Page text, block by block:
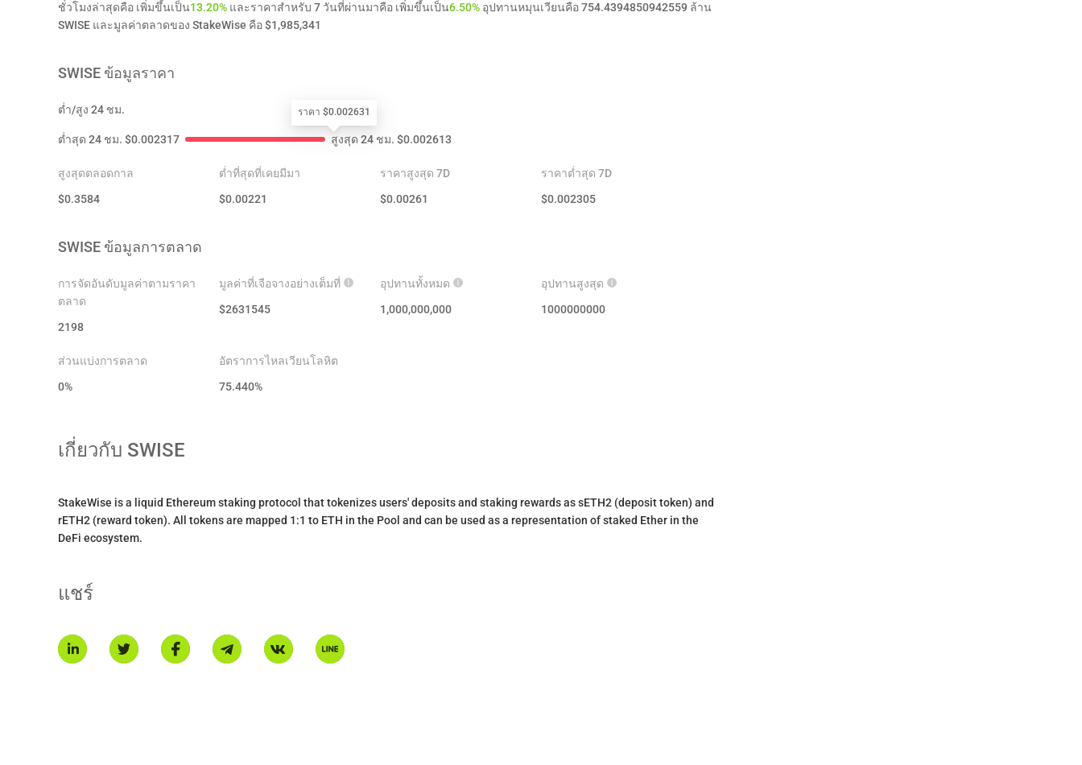
ชั่วโมงล่าสุดคือ เพิ่มขึ้นเป็น13.20% และราคาสำหรับ 7 วันที่ผ่านมาคือ เพิ่มขึ้นเป็น6.50% อุปทานหมุนเวียนคือ 754.4394850942559 ล้าน
SWISE และมูลค่าตลาดของ StakeWise คือ $1,985,341
SWISE ข้อมูลราคา
ต่ำ/สูง 24 ชม.
ต่ำสุด 24 ชม. $0.002317
ราคา $0.002631
สูงสุด 24 ชม. $0.002613
สูงสุดตลอดกาล
$0.3584
ต่ำที่สุดที่เคยมีมา
$0.00221
ราคาสูงสุด 7D
$0.00261
ราคาต่ำสุด 7D
$0.002305
SWISE ข้อมูลการตลาด
การจัดอันดับมูลค่าตามราคา
ตลาด
2198
มูลค่าที่เจือจางอย่างเต็มที่
$2631545
อุปทานทั้งหมด
1,000,000,000
อุปทานสูงสุด
1000000000
ส่วนแบ่งการตลาด
0%
อัตราการไหลเวียนโลหิต
75.440%
เกี่ยวกับ SWISE
StakeWise is a liquid Ethereum staking protocol that tokenizes users' deposits and staking rewards as sETH2 (deposit token) and
rETH2 (reward token). All tokens are mapped 1:1 to ETH in the Pool and can be used as a representation of staked Ether in the
DeFi ecosystem.
แชร์